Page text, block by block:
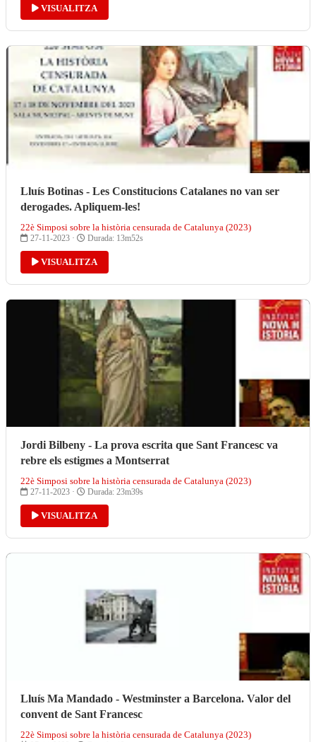
VISUALITZA
Lluís Botinas - Les Constitucions Catalanes no van ser
derogades. Apliquem-les!
22è Simposi sobre la història censurada de Catalunya (2023)
27-11-2023 · Durada: 13m52s
VISUALITZA
Jordi Bilbeny - La prova escrita que Sant Francesc va
rebre els estigmes a Montserrat
22è Simposi sobre la història censurada de Catalunya (2023)
27-11-2023 · Durada: 23m39s
VISUALITZA
Lluís Ma Mandado - Westminster a Barcelona. Valor del
convent de Sant Francesc
22è Simposi sobre la història censurada de Catalunya (2023)